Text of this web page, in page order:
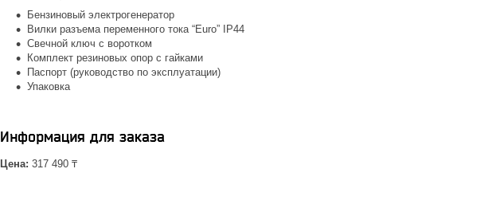
Бензиновый электрогенератор
Вилки разъема переменного тока “Euro” IP44
Свечной ключ с воротком
Комплект резиновых опор с гайками
Паспорт (руководство по эксплуатации)
Упаковка
Информация для заказа
Цена: 317 490 ₸